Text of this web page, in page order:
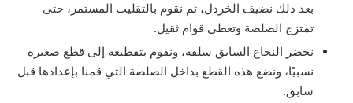
بعد ذلك نضيف الخردل، ثم نقوم بالتقليب المستمر، حتى
تمتزج الصلصة وتعطي قوام ثقيل.
نحضر النخاع السابق سلقه، ونقوم بتقطيعه إلى قطع صغيرة
نسبيًا، ونضع هذه القطع بداخل الصلصة التي قمنا بإعدادها قبل
سابق.